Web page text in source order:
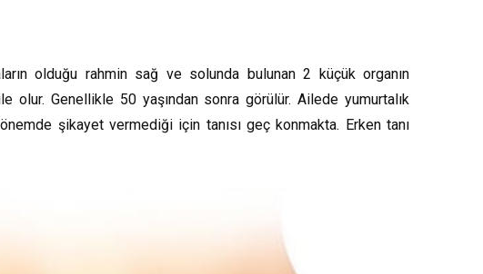
olduğu rahmin sağ ve solunda bulunan 2 küçük organın
olur. Genellikle 50 yaşından sonra görülür. Ailede yumurtalık
şikayet vermediği için tanısı geç konmakta. Erken tanı